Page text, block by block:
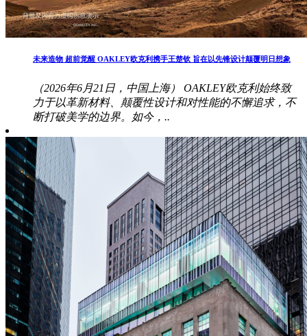
未来造物 超前觉醒 OAKLEY欧克利携手王楚钦 旨在以先锋设计颠覆明日想象
（2026年6月21日，中国上海） OAKLEY欧克利始终致
力于以革新材料、颠覆性设计和对性能的不懈追求，不
断打破美学的边界。如今，..